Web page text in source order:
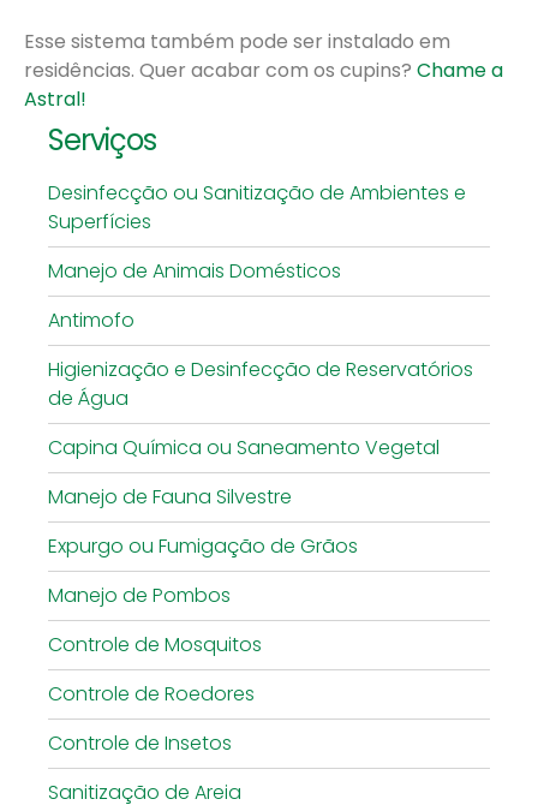
Esse sistema também pode ser instalado em
residências. Quer acabar com os cupins? Chame a
Astral!
Serviços
Desinfecção ou Sanitização de Ambientes e
Superfícies
Manejo de Animais Domésticos
Antimofo
Higienização e Desinfecção de Reservatórios
de Água
Capina Química ou Saneamento Vegetal
Manejo de Fauna Silvestre
Expurgo ou Fumigação de Grãos
Manejo de Pombos
Controle de Mosquitos
Controle de Roedores
Controle de Insetos
Sanitização de Areia